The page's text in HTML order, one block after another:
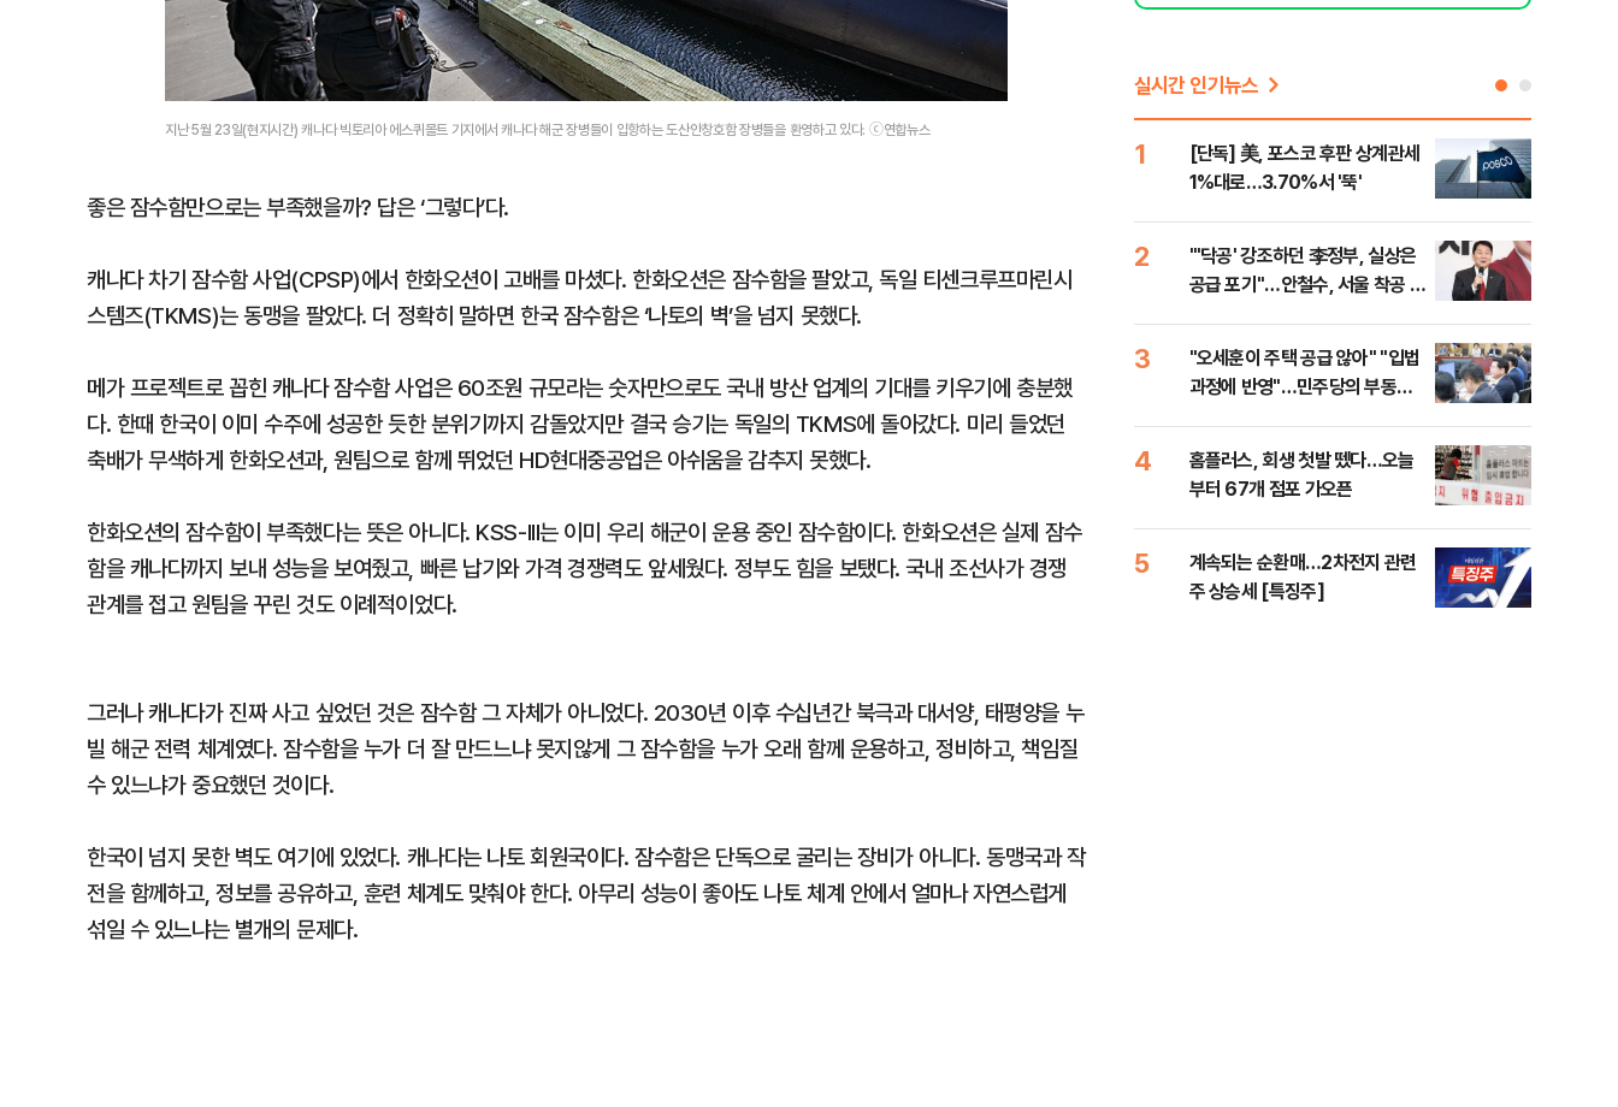
지난 5월 23일(현지시간) 캐나다 빅토리아 에스퀴몰트 기지에서 캐나다 해군 장병들이 입항하는 도산안창호함 장병들을 환영하고 있다. ⓒ연합뉴스
좋은 잠수함만으로는 부족했을까? 답은 ‘그렇다’다.
캐나다 차기 잠수함 사업(CPSP)에서 한화오션이 고배를 마셨다. 한화오션은 잠수함을 팔았고, 독일 티센크루프마린시
스템즈(TKMS)는 동맹을 팔았다. 더 정확히 말하면 한국 잠수함은 ‘나토의 벽’을 넘지 못했다.
메가 프로젝트로 꼽힌 캐나다 잠수함 사업은 60조원 규모라는 숫자만으로도 국내 방산 업계의 기대를 키우기에 충분했
다. 한때 한국이 이미 수주에 성공한 듯한 분위기까지 감돌았지만 결국 승기는 독일의 TKMS에 돌아갔다. 미리 들었던
축배가 무색하게 한화오션과, 원팀으로 함께 뛰었던 HD현대중공업은 아쉬움을 감추지 못했다.
한화오션의 잠수함이 부족했다는 뜻은 아니다. KSS-III는 이미 우리 해군이 운용 중인 잠수함이다. 한화오션은 실제 잠수
함을 캐나다까지 보내 성능을 보여줬고, 빠른 납기와 가격 경쟁력도 앞세웠다. 정부도 힘을 보탰다. 국내 조선사가 경쟁
관계를 접고 원팀을 꾸린 것도 이례적이었다.
그러나 캐나다가 진짜 사고 싶었던 것은 잠수함 그 자체가 아니었다. 2030년 이후 수십년간 북극과 대서양, 태평양을 누
빌 해군 전력 체계였다. 잠수함을 누가 더 잘 만드느냐 못지않게 그 잠수함을 누가 오래 함께 운용하고, 정비하고, 책임질
수 있느냐가 중요했던 것이다.
한국이 넘지 못한 벽도 여기에 있었다. 캐나다는 나토 회원국이다. 잠수함은 단독으로 굴리는 장비가 아니다. 동맹국과 작
전을 함께하고, 정보를 공유하고, 훈련 체계도 맞춰야 한다. 아무리 성능이 좋아도 나토 체계 안에서 얼마나 자연스럽게
섞일 수 있느냐는 별개의 문제다.
실시간 인기뉴스
1
[단독] 美, 포스코 후판 상계관세
1%대로…3.70%서 '뚝'
2
"'닥공' 강조하던 李정부, 실상은
공급 포기"…안철수, 서울 착공 실
3
"오세훈이 주택 공급 않아" "입법
과정에 반영"…민주당의 부동산
4
홈플러스, 회생 첫발 뗐다…오늘
부터 67개 점포 가오픈
5
계속되는 순환매…2차전지 관련
주 상승세 [특징주]